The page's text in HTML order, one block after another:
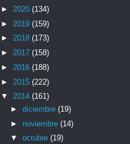
► 2020 (134)
► 2019 (159)
► 2018 (173)
► 2017 (158)
► 2016 (188)
► 2015 (222)
▼ 2014 (161)
► diciembre (19)
► noviembre (14)
▼ octubre (19)